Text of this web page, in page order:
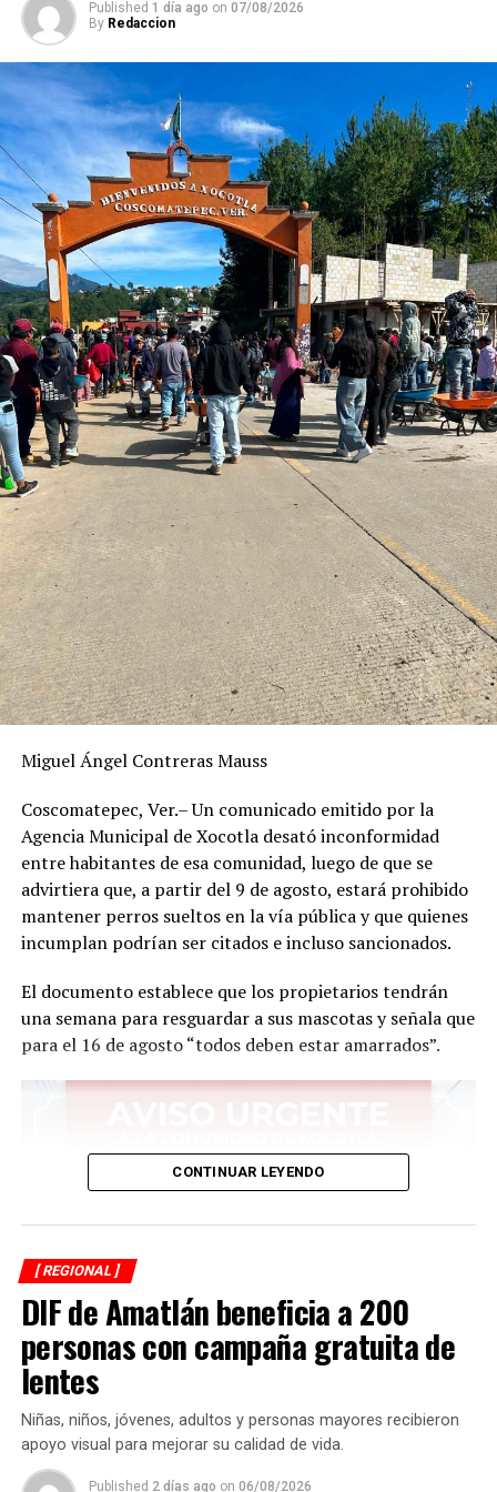
Published 1 día ago on 07/08/2026
By Redaccion
Miguel Ángel Contreras Mauss
Coscomatepec, Ver.– Un comunicado emitido por la
Agencia Municipal de Xocotla desató inconformidad
entre habitantes de esa comunidad, luego de que se
advirtiera que, a partir del 9 de agosto, estará prohibido
mantener perros sueltos en la vía pública y que quienes
incumplan podrían ser citados e incluso sancionados.
El documento establece que los propietarios tendrán
una semana para resguardar a sus mascotas y señala que
para el 16 de agosto “todos deben estar amarrados”.
CONTINUAR LEYENDO
[ REGIONAL ]
DIF de Amatlán beneficia a 200
personas con campaña gratuita de
lentes
Niñas, niños, jóvenes, adultos y personas mayores recibieron
apoyo visual para mejorar su calidad de vida.
Published 2 días ago on 06/08/2026